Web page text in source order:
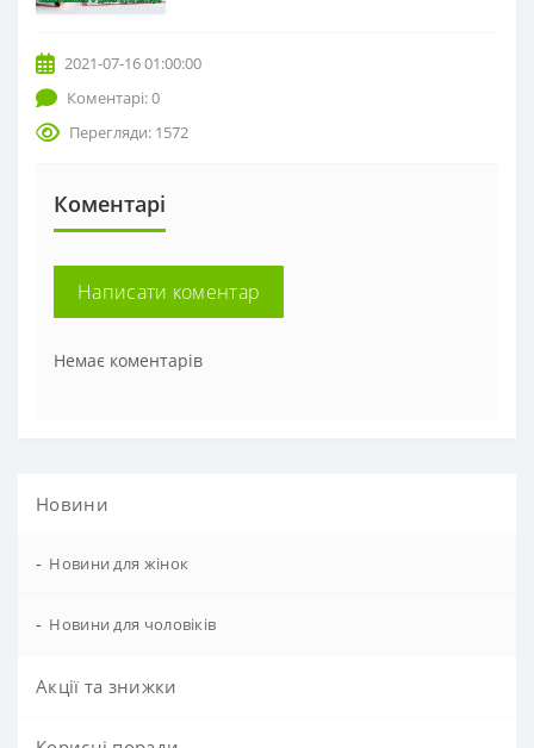
2021-07-16 01:00:00
Коментарі: 0
Перегляди: 1572
Коментарі
Написати коментар
Немає коментарів
Новини
- Новини для жінок
- Новини для чоловіків
Акції та знижки